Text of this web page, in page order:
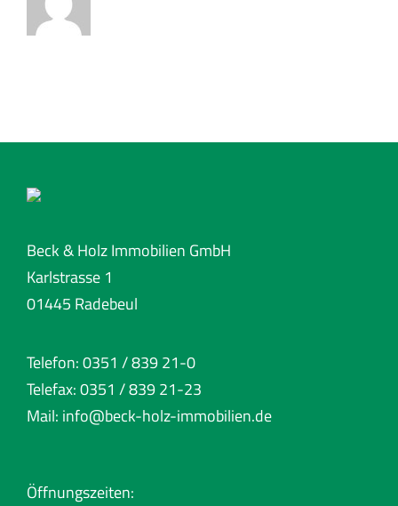
Beck & Holz Immobilien GmbH
Karlstrasse 1
01445 Radebeul
Telefon: 0351 / 839 21-0
Telefax: 0351 / 839 21-23
Mail: info@beck-holz-immobilien.de
Öffnungszeiten: